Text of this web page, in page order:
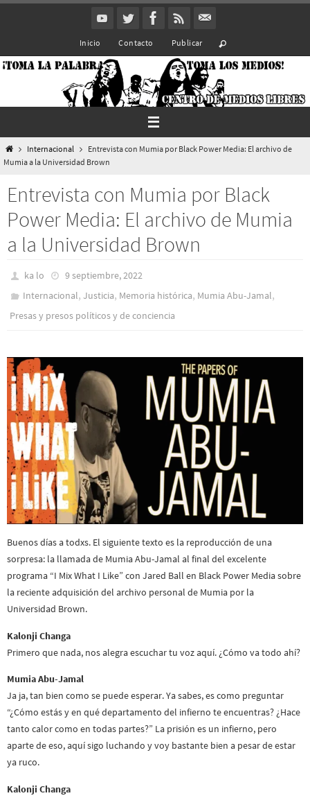
Inicio Contacto Publicar
InicioInternacional
Entrevista con Mumia por Black Power Media: El archivo de
Mumia a la Universidad Brown
Entrevista con Mumia por Black
Power Media: El archivo de Mumia
a la Universidad Brown
ka lo
9 septiembre, 2022
Internacional,Justicia, Memoria histórica, Mumia Abu-Jamal,
Presas y presos polí­ticos y de conciencia
Buenos días a todxs. El siguiente texto es la reproducción de una
sorpresa: la llamada de Mumia Abu-Jamal al final del excelente
programa “I Mix What I Like” con Jared Ball en Black Power Media sobre
la reciente adquisición del archivo personal de Mumia por la
Universidad Brown.
Kalonji Changa
Primero que nada, nos alegra escuchar tu voz aquí. ¿Cómo va todo ahí?
Mumia Abu-Jamal
Ja ja, tan bien como se puede esperar. Ya sabes, es como preguntar
“¿Cómo estás y en qué departamento del infierno te encuentras? ¿Hace
tanto calor como en todas partes?” La prisión es un infierno, pero
aparte de eso, aquí sigo luchando y voy bastante bien a pesar de estar
ya ruco.
Kalonji Changa